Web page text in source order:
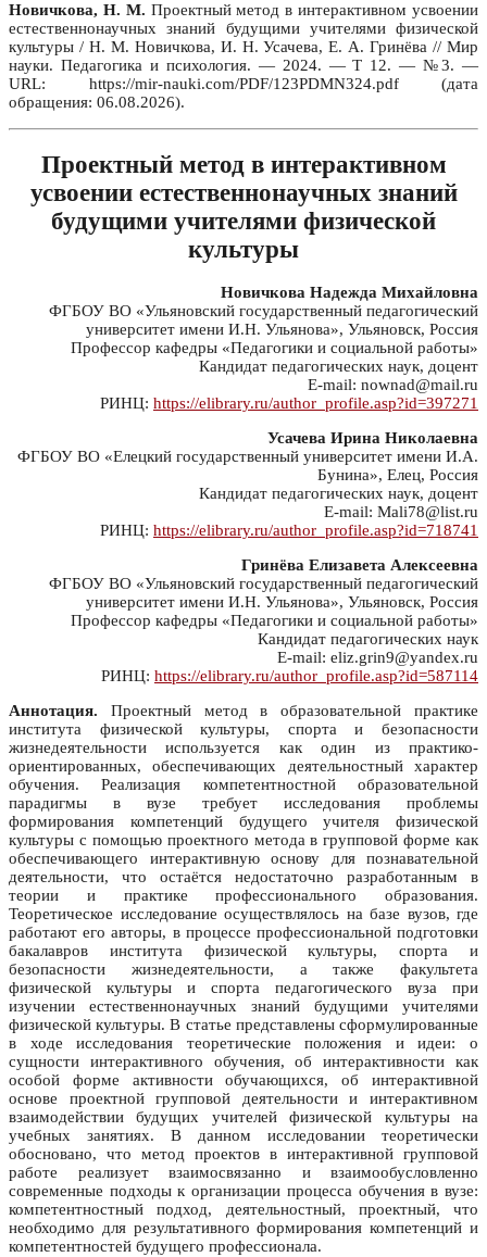
Новичкова, Н. М. Проектный метод в интерактивном усвоении
естественнонаучных знаний будущими учителями физической
культуры / Н. М. Новичкова, И. Н. Усачева, Е. А. Гринёва // Мир
науки. Педагогика и психология. — 2024. — Т 12. — №3. —
URL: https://mir-nauki.com/PDF/123PDMN324.pdf (дата
обращения: 06.08.2026).
Проектный метод в интерактивном
усвоении естественнонаучных знаний
будущими учителями физической
культуры
Новичкова Надежда Михайловна
ФГБОУ ВО «Ульяновский государственный педагогический
университет имени И.Н. Ульянова», Ульяновск, Россия
Профессор кафедры «Педагогики и социальной работы»
Кандидат педагогических наук, доцент
E-mail: nownad@mail.ru
РИНЦ: https://elibrary.ru/author_profile.asp?id=397271
Усачева Ирина Николаевна
ФГБОУ ВО «Елецкий государственный университет имени И.А.
Бунина», Елец, Россия
Кандидат педагогических наук, доцент
E-mail: Mali78@list.ru
РИНЦ: https://elibrary.ru/author_profile.asp?id=718741
Гринёва Елизавета Алексеевна
ФГБОУ ВО «Ульяновский государственный педагогический
университет имени И.Н. Ульянова», Ульяновск, Россия
Профессор кафедры «Педагогики и социальной работы»
Кандидат педагогических наук
E-mail: eliz.grin9@yandex.ru
РИНЦ: https://elibrary.ru/author_profile.asp?id=587114
Аннотация. Проектный метод в образовательной практике
института физической культуры, спорта и безопасности
жизнедеятельности используется как один из практико-
ориентированных, обеспечивающих деятельностный характер
обучения. Реализация компетентностной образовательной
парадигмы в вузе требует исследования проблемы
формирования компетенций будущего учителя физической
культуры с помощью проектного метода в групповой форме как
обеспечивающего интерактивную основу для познавательной
деятельности, что остаётся недостаточно разработанным в
теории и практике профессионального образования.
Теоретическое исследование осуществлялось на базе вузов, где
работают его авторы, в процессе профессиональной подготовки
бакалавров института физической культуры, спорта и
безопасности жизнедеятельности, а также факультета
физической культуры и спорта педагогического вуза при
изучении естественнонаучных знаний будущими учителями
физической культуры. В статье представлены сформулированные
в ходе исследования теоретические положения и идеи: о
сущности интерактивного обучения, об интерактивности как
особой форме активности обучающихся, об интерактивной
основе проектной групповой деятельности и интерактивном
взаимодействии будущих учителей физической культуры на
учебных занятиях. В данном исследовании теоретически
обосновано, что метод проектов в интерактивной групповой
работе реализует взаимосвязанно и взаимообусловленно
современные подходы к организации процесса обучения в вузе:
компетентностный подход, деятельностный, проектный, что
необходимо для результативного формирования компетенций и
компетентностей будущего профессионала.